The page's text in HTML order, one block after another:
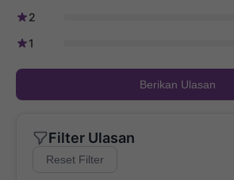
2
1
Berikan Ulasan
Filter Ulasan
Reset Filter